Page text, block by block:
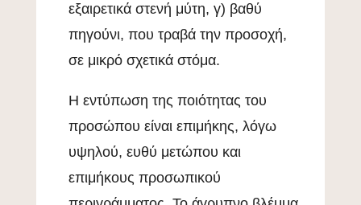
εξαιρετικά στενή μύτη, γ) βαθύ
πηγούνι, που τραβά την προσοχή,
σε μικρό σχετικά στόμα.
Η εντύπωση της ποιότητας του
προσώπου είναι επιμήκης, λόγω
υψηλού, ευθύ μετώπου και
επιμήκους προσωπικού